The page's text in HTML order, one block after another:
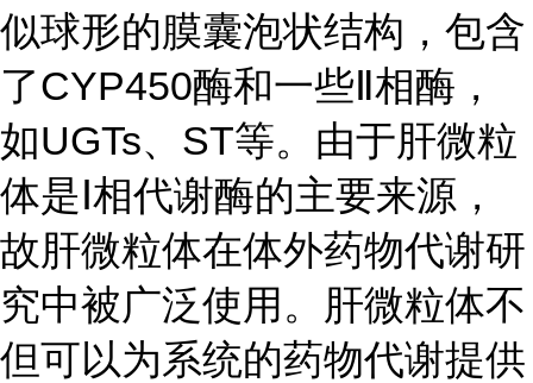
似球形的膜囊泡状结构，包含
了CYP450酶和一些Ⅱ相酶，
如UGTs、ST等。由于肝微粒
体是Ⅰ相代谢酶的主要来源，
故肝微粒体在体外药物代谢研
究中被广泛使用。肝微粒体不
但可以为系统的药物代谢提供